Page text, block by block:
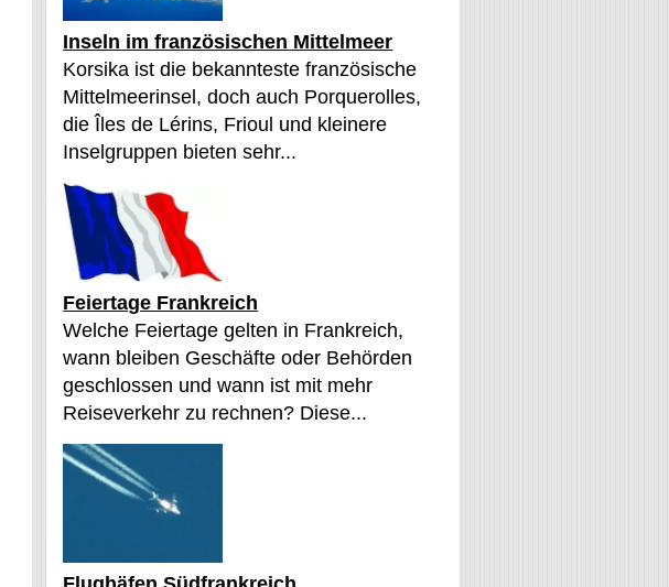
Inseln im französischen Mittelmeer
Korsika ist die bekannteste französische
Mittelmeerinsel, doch auch Porquerolles,
die Îles de Lérins, Frioul und kleinere
Inselgruppen bieten sehr...
Feiertage Frankreich
Welche Feiertage gelten in Frankreich,
wann bleiben Geschäfte oder Behörden
geschlossen und wann ist mit mehr
Reiseverkehr zu rechnen? Diese...